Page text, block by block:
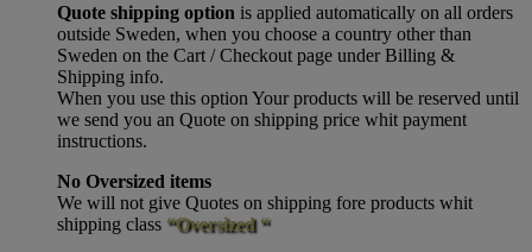
Quote shipping option is applied automatically on all orders
outside Sweden, when you choose a country other than
Sweden on the Cart / Checkout page under Billing &
Shipping info.
When you use this option Your products will be reserved until
we send you an Quote on shipping price whit payment
instructions.
No Oversized items
We will not give Quotes on shipping fore products whit
shipping class “Oversized “